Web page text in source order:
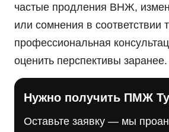
частые продления ВНЖ,
или сомнения в
профессиональная
оценить перспективы заранее.
Нужно получить ПМЖ
Оставьте заявку — мы